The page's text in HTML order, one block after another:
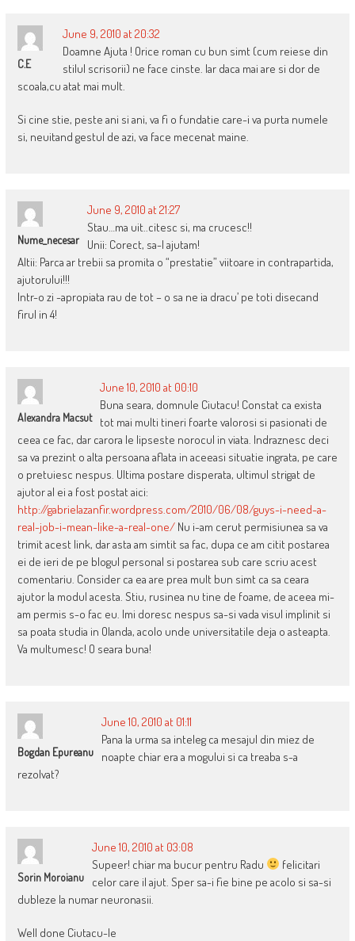
C.E
June 9, 2010 at 20:32
Doamne Ajuta ! Orice roman cu bun simt (cum reiese din
stilul scrisorii) ne face cinste. Iar daca mai are si dor de
scoala,cu atat mai mult.
Si cine stie, peste ani si ani, va fi o fundatie care-i va purta numele
si, neuitand gestul de azi, va face mecenat maine.
Nume_necesar
June 9, 2010 at 21:27
Stau…ma uit..citesc si, ma crucesc!!
Unii: Corect, sa-l ajutam!
Altii: Parca ar trebii sa promita o “prestatie” viitoare in contrapartida,
ajutorului!!!
Intr-o zi -apropiata rau de tot – o sa ne ia dracu’ pe toti disecand
firul in 4!
Alexandra Macsut
June 10, 2010 at 00:10
Buna seara, domnule Ciutacu! Constat ca exista
tot mai multi tineri foarte valorosi si pasionati de
ceea ce fac, dar carora le lipseste norocul in viata. Indraznesc deci
sa va prezint o alta persoana aflata in aceeasi situatie ingrata, pe care
o pretuiesc nespus. Ultima postare disperata, ultimul strigat de
ajutor al ei a fost postat aici:
http://gabrielazanfir.wordpress.com/2010/06/08/guys-i-need-a-
real-job-i-mean-like-a-real-one/Nu i-am cerut permisiunea sa va
trimit acest link, dar asta am simtit sa fac, dupa ce am citit postarea
ei de ieri de pe blogul personal si postarea sub care scriu acest
comentariu. Consider ca ea are prea mult bun simt ca sa ceara
ajutor la modul acesta. Stiu, rusinea nu tine de foame, de aceea mi-
am permis s-o fac eu. Imi doresc nespus sa-si vada visul implinit si
sa poata studia in Olanda, acolo unde universitatile deja o asteapta.
Va multumesc! O seara buna!
Bogdan Epureanu
June 10, 2010 at 01:11
Pana la urma sa inteleg ca mesajul din miez de
noapte chiar era a mogului si ca treaba s-a
rezolvat?
Sorin Moroianu
June 10, 2010 at 03:08
Supeer! chiar ma bucur pentru Radu
felicitari
celor care il ajut. Sper sa-i fie bine pe acolo si sa-si
dubleze la numar neuronasii.
Well done Ciutacu-le